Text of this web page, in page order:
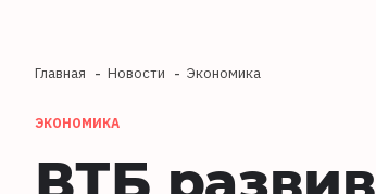
Главная Новости Экономика
ЭКОНОМИКА
ВТБ